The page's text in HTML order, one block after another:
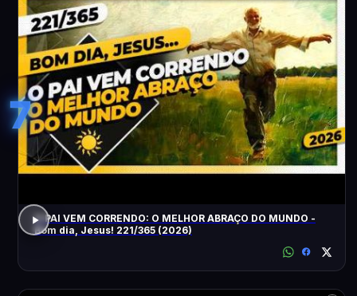
7
O PAI VEM CORRENDO: O MELHOR ABRAÇO DO MUNDO -
Bom dia, Jesus! 221/365 (2026)